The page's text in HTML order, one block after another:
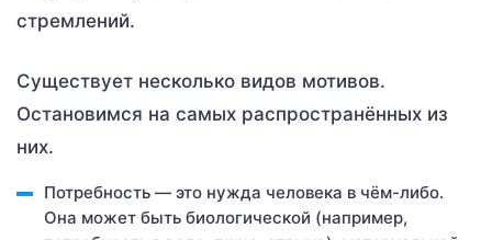
стремлений.
Существует несколько видов мотивов.
Остановимся на самых распространённых из
них.
Потребность — это нужда человека в чём-либо.
Она может быть биологической (например,